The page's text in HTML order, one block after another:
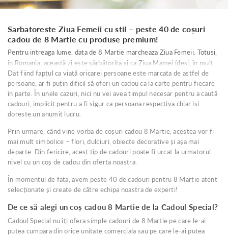
Sarbatoreste Ziua Femeii cu stil – peste 40 de coșuri
cadou de 8 Martie cu produse premium!
Pentru intreaga lume, data de 8 Martie marcheaza Ziua Femeii. Totusi,
în Romania, această zi este sărbătorita și ca Ziua Mamei (desi, în multe
alte tari, această este serbata pe 7 Mai). În alta ordine de idei, această
este ziua în care trebui să oferi cadouri de 8 Martie celor mai dragi
femei din viața ta – bunică, mama, soție, soră, mătușă și așa mai
departe.
Dat fiind faptul ca viață oricarei persoane este marcata de astfel de
persoane, ar fi puțin dificil să oferi un cadou ca la carte pentru fiecare
în parte. În unele cazuri, nici nu vei avea timpul necesar pentru a caută
cadouri, implicit pentru a fi sigur ca persoana respectiva chiar isi
doreste un anumit lucru.
Prin urmare, când vine vorba de coșuri cadou 8 Martie, acestea vor fi
mai mult simbolice – flori, dulciuri, obiecte decorative și așa mai
departe. Din fericire, acest tip de cadouri poate fi urcat la urmatorul
nivel cu un coș de cadou din oferta noastra.
În momentul de fata, avem peste 40 de cadouri pentru 8 Martie atent
selecționate și create de către echipa noastra de experti!
De ce să alegi un coș cadou 8 Martie de la Cadoul Special?
Cadoul Special nu îți ofera simple cadouri de 8 Martie pe care le-ai
putea cumpara din orice unitate comerciala sau pe care le-ai putea